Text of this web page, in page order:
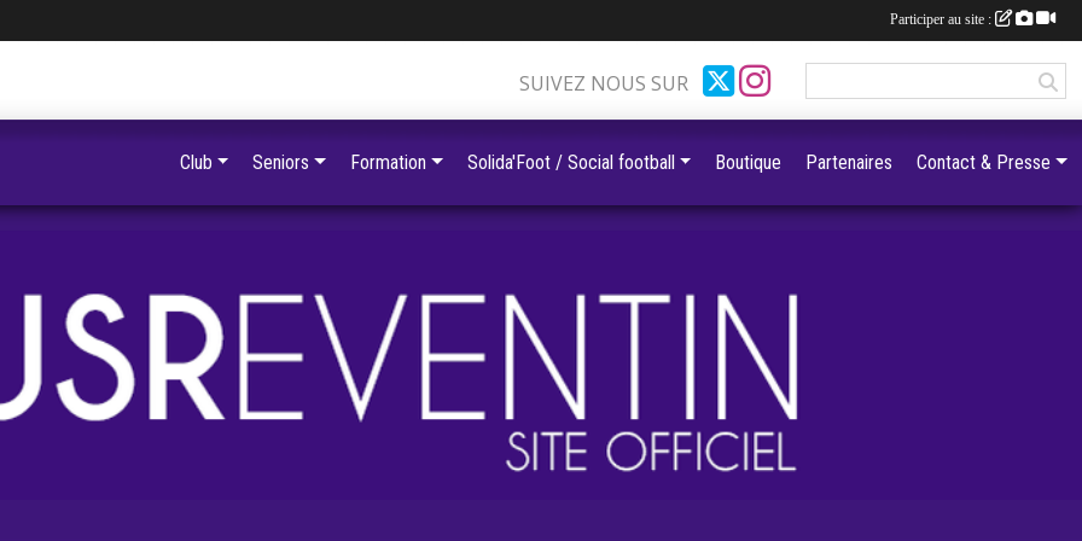
SUIVEZ NOUS SUR
Club Seniors Formation Solida'Foot / Social football Boutique Partenaires Contact & Presse
Participer au site :